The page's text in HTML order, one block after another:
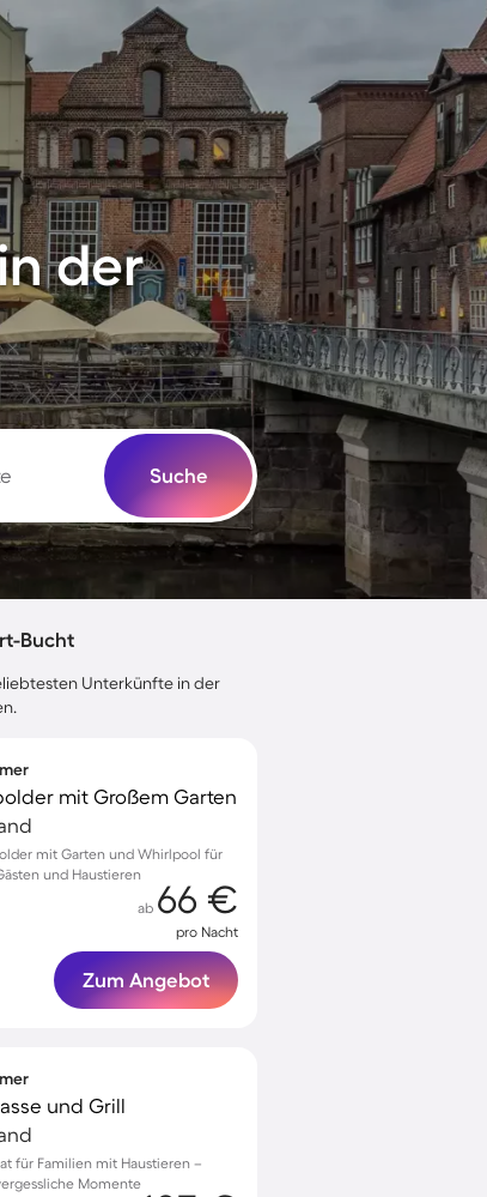
der
Suche
Bucht
Unterkünfte in der
mit Großem Garten
mit Garten und Whirlpool für
und Haustieren
ab 66 €
pro Nacht
Zum Angebot
und Grill
für Familien mit Haustieren –
Momente